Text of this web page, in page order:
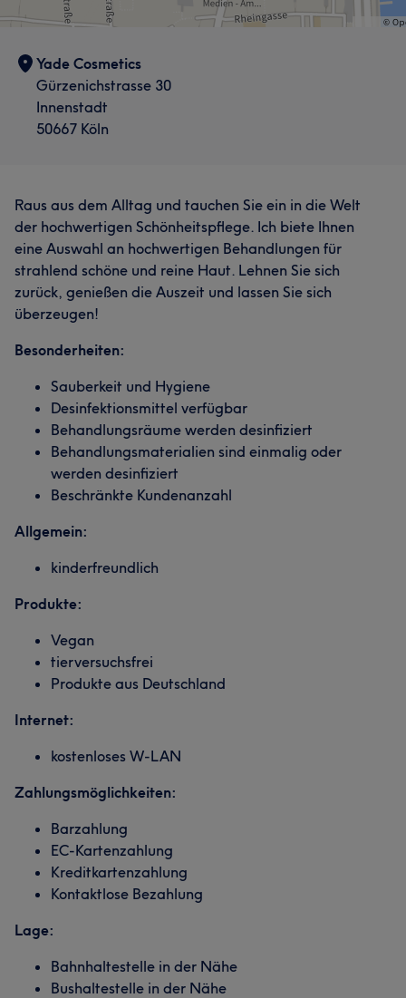
Yade Cosmetics
Gürzenichstrasse 30
Innenstadt
50667 Köln
Raus aus dem Alltag und tauchen Sie ein in die Welt
der hochwertigen Schönheitspflege. Ich biete Ihnen
eine Auswahl an hochwertigen Behandlungen für
strahlend schöne und reine Haut. Lehnen Sie sich
zurück, genießen die Auszeit und lassen Sie sich
überzeugen!
Besonderheiten:
Sauberkeit und Hygiene
Desinfektionsmittel verfügbar
Behandlungsräume werden desinfiziert
Behandlungsmaterialien sind einmalig oder
werden desinfiziert
Beschränkte Kundenanzahl
Allgemein:
kinderfreundlich
Produkte:
Vegan
tierversuchsfrei
Produkte aus Deutschland
Internet:
kostenloses W-LAN
Zahlungsmöglichkeiten:
Barzahlung
EC-Kartenzahlung
Kreditkartenzahlung
Kontaktlose Bezahlung
Lage:
Bahnhaltestelle in der Nähe
Bushaltestelle in der Nähe